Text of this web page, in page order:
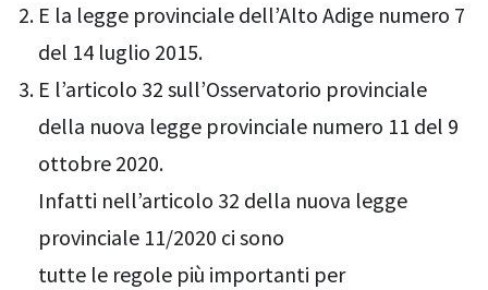
E la legge provinciale dell’Alto Adige numero 7
del 14 luglio 2015.
E l’articolo 32 sull’Osservatorio provinciale
della nuova legge provinciale numero 11 del 9
ottobre 2020.
Infatti nell’articolo 32 della nuova legge
provinciale 11/2020 ci sono
tutte le regole più importanti per